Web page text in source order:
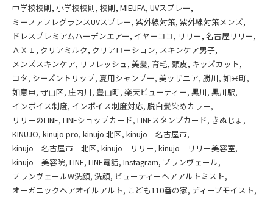
中学校校則 小学校校則 校則 MIEUFA UVスプレー
ミーファフレグランスUVスプレー 紫外線対策 紫外線対策メンズ
ドレスプレミアムハーデンエアー イヤーココ リリー 名古屋リリー
ＡＸＩ クリアミルク クリアローション スキンケア男子
メンズスキンケア リフレッシュ 美髪 育毛 頭皮 キッズカット
コタ シーズントリップ 夏用シャンプー 美ッザニア 勝川 如来町
如意申 守山区 庄内川 豊山町 楽天ビューティー 黒川 黒川駅
インボイス制度 インボイス制度対応 脱白髪染めカラー
リリーのLINE LINEショップカード LINEスタンプカード きぬじょ
KINUJO kinujo pro kinujo 北区 kinujo 名古屋市
kinujo 名古屋市 北区 kinujo リリー kinujo リリー美容室
kinujo 美容院 LINE LINE電話 Instagram プランヴェール
プランヴェールW洗顔 洗顔 ビューティーヘアアルトミスト
オーガニックヘアオイルアルト こども110番の家 ディープモイスト